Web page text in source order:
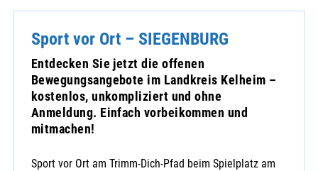
Sport vor Ort – SIEGENBURG
Entdecken Sie jetzt die offenen
Bewegungsangebote im Landkreis Kelheim –
kostenlos, unkompliziert und ohne
Anmeldung. Einfach vorbeikommen und
mitmachen!
Sport vor Ort am Trimm-Dich-Pfad beim Spielplatz am